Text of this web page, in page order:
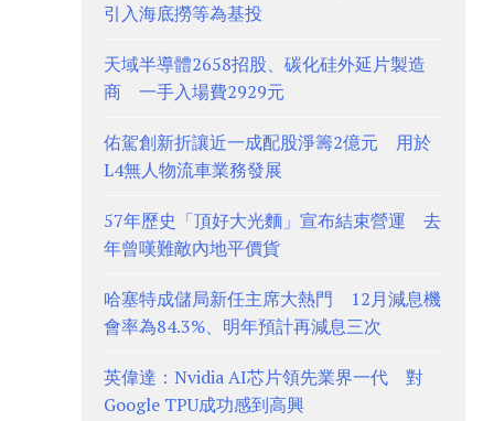
引入海底撈等為基投
天域半導體2658招股、碳化硅外延片製造
商 一手入場費2929元
佑駕創新折讓近一成配股淨籌2億元 用於
L4無人物流車業務發展
57年歷史「頂好大光麵」宣布結束營運 去
年曾嘆難敵內地平價貨
哈塞特成儲局新任主席大熱門 12月減息機
會率為84.3%、明年預計再減息三次
英偉達：Nvidia AI芯片領先業界一代 對
Google TPU成功感到高興